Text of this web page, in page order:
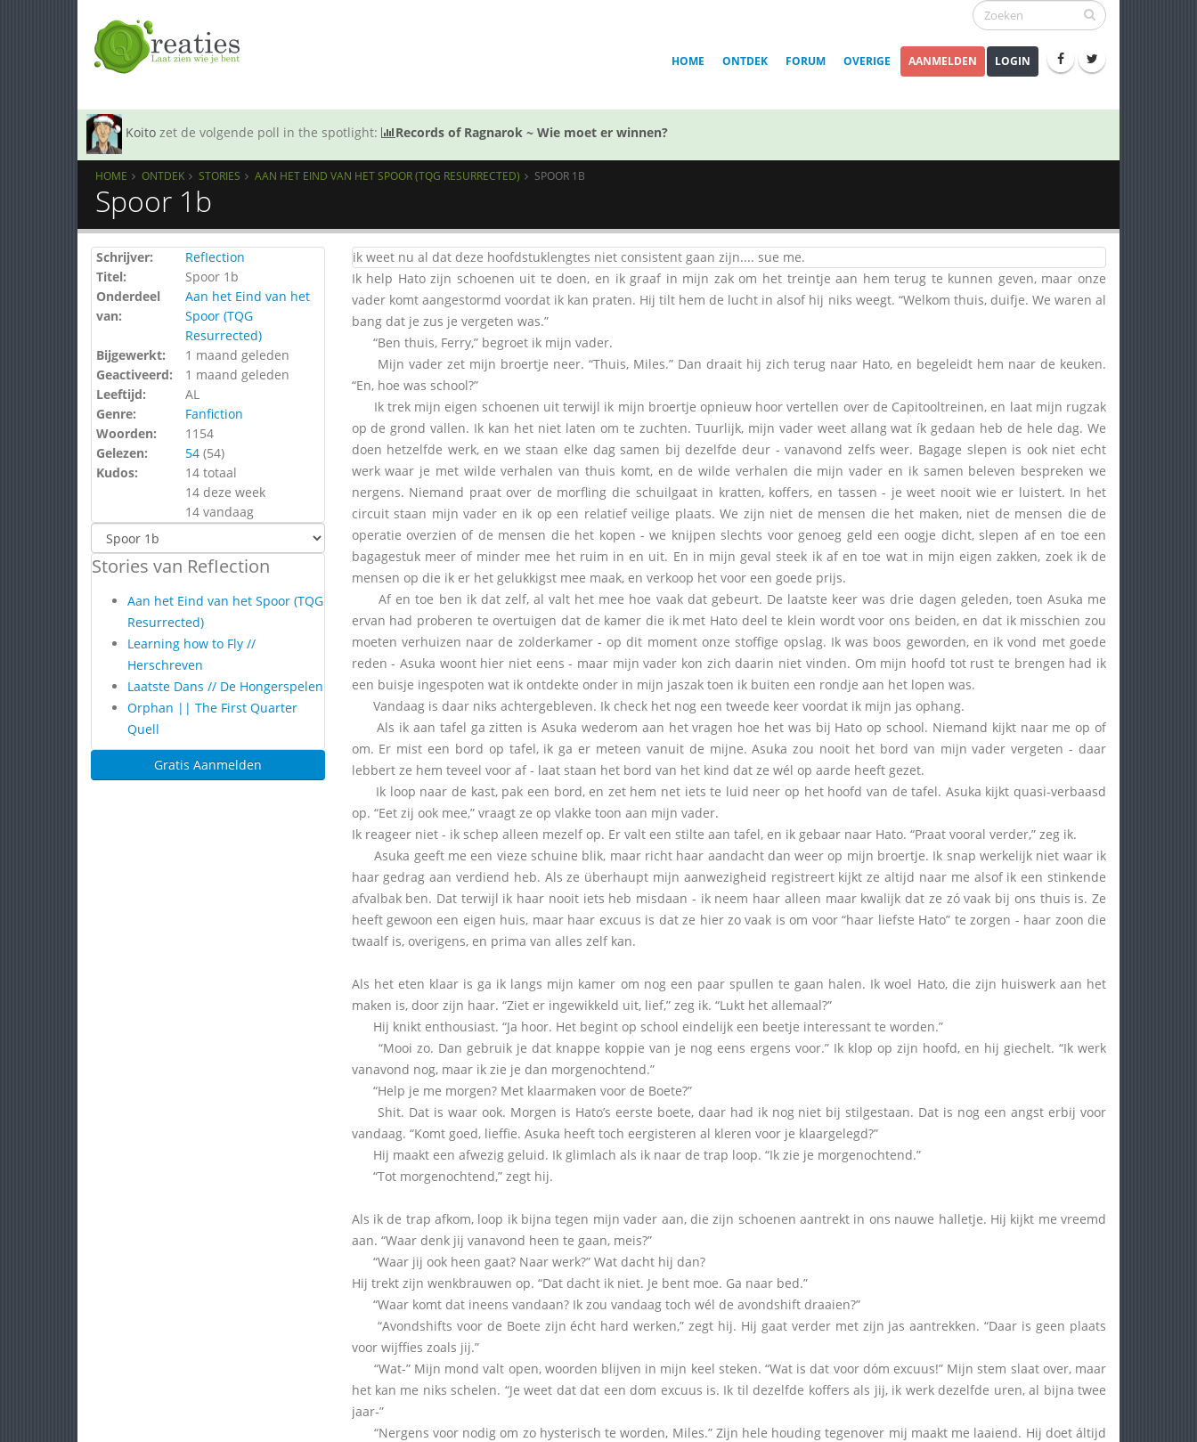
HOME ONTDEK FORUM OVERIGE AANMELDEN LOGIN
Koito zet de volgende poll in the spotlight: Records of Ragnarok ~ Wie moet er winnen?
HOME ONTDEK STORIES AAN HET EIND VAN HET SPOOR (TQG RESURRECTED) SPOOR 1B
Spoor 1b
Schrijver:
RefIection
Titel:
Spoor 1b
Onderdeel
van:
Aan het Eind van het
Spoor (TQG
Resurrected)
Bijgewerkt:
1 maand geleden
Geactiveerd:
1 maand geleden
Leeftijd:
AL
Genre:
Fanfiction
Woorden:
1154
Gelezen:
54 (54)
Kudos:
14 totaal
14 deze week
14 vandaag
Stories van RefIection
Aan het Eind van het Spoor (TQG
Resurrected)
Learning how to Fly //
Herschreven
Laatste Dans // De Hongerspelen
Orphan || The First Quarter
Quell
Gratis Aanmelden
ik weet nu al dat deze hoofdstuklengtes niet consistent gaan zijn.... sue me.
Ik help Hato zijn schoenen uit te doen, en ik graaf in mijn zak om het treintje aan hem terug te kunnen geven, maar onze
vader komt aangestormd voordat ik kan praten. Hij tilt hem de lucht in alsof hij niks weegt. “Welkom thuis, duifje. We waren al
bang dat je zus je vergeten was.”
“Ben thuis, Ferry,” begroet ik mijn vader.
Mijn vader zet mijn broertje neer. “Thuis, Miles.” Dan draait hij zich terug naar Hato, en begeleidt hem naar de keuken.
“En, hoe was school?”
Ik trek mijn eigen schoenen uit terwijl ik mijn broertje opnieuw hoor vertellen over de Capitooltreinen, en laat mijn rugzak
op de grond vallen. Ik kan het niet laten om te zuchten. Tuurlijk, mijn vader weet allang wat ík gedaan heb de hele dag. We
doen hetzelfde werk, en we staan elke dag samen bij dezelfde deur - vanavond zelfs weer. Bagage slepen is ook niet echt
werk waar je met wilde verhalen van thuis komt, en de wilde verhalen die mijn vader en ik samen beleven bespreken we
nergens. Niemand praat over de morfling die schuilgaat in kratten, koffers, en tassen - je weet nooit wie er luistert. In het
circuit staan mijn vader en ik op een relatief veilige plaats. We zijn niet de mensen die het maken, niet de mensen die de
operatie overzien of de mensen die het kopen - we knijpen slechts voor genoeg geld een oogje dicht, slepen af en toe een
bagagestuk meer of minder mee het ruim in en uit. En in mijn geval steek ik af en toe wat in mijn eigen zakken, zoek ik de
mensen op die ik er het gelukkigst mee maak, en verkoop het voor een goede prijs.
Af en toe ben ik dat zelf, al valt het mee hoe vaak dat gebeurt. De laatste keer was drie dagen geleden, toen Asuka me
ervan had proberen te overtuigen dat de kamer die ik met Hato deel te klein wordt voor ons beiden, en dat ik misschien zou
moeten verhuizen naar de zolderkamer - op dit moment onze stoffige opslag. Ik was boos geworden, en ik vond met goede
reden - Asuka woont hier niet eens - maar mijn vader kon zich daarin niet vinden. Om mijn hoofd tot rust te brengen had ik
een buisje ingespoten wat ik ontdekte onder in mijn jaszak toen ik buiten een rondje aan het lopen was.
Vandaag is daar niks achtergebleven. Ik check het nog een tweede keer voordat ik mijn jas ophang.
Als ik aan tafel ga zitten is Asuka wederom aan het vragen hoe het was bij Hato op school. Niemand kijkt naar me op of
om. Er mist een bord op tafel, ik ga er meteen vanuit de mijne. Asuka zou nooit het bord van mijn vader vergeten - daar
lebbert ze hem teveel voor af - laat staan het bord van het kind dat ze wél op aarde heeft gezet.
Ik loop naar de kast, pak een bord, en zet hem net iets te luid neer op het hoofd van de tafel. Asuka kijkt quasi-verbaasd
op. “Eet zij ook mee,” vraagt ze op vlakke toon aan mijn vader.
Ik reageer niet - ik schep alleen mezelf op. Er valt een stilte aan tafel, en ik gebaar naar Hato. “Praat vooral verder,” zeg ik.
Asuka geeft me een vieze schuine blik, maar richt haar aandacht dan weer op mijn broertje. Ik snap werkelijk niet waar ik
haar gedrag aan verdiend heb. Als ze überhaupt mijn aanwezigheid registreert kijkt ze altijd naar me alsof ik een stinkende
afvalbak ben. Dat terwijl ik haar nooit iets heb misdaan - ik neem haar alleen maar kwalijk dat ze zó vaak bij ons thuis is. Ze
heeft gewoon een eigen huis, maar haar excuus is dat ze hier zo vaak is om voor “haar liefste Hato” te zorgen - haar zoon die
twaalf is, overigens, en prima van alles zelf kan.
Als het eten klaar is ga ik langs mijn kamer om nog een paar spullen te gaan halen. Ik woel Hato, die zijn huiswerk aan het
maken is, door zijn haar. “Ziet er ingewikkeld uit, lief,” zeg ik. “Lukt het allemaal?”
Hij knikt enthousiast. “Ja hoor. Het begint op school eindelijk een beetje interessant te worden.”
“Mooi zo. Dan gebruik je dat knappe koppie van je nog eens ergens voor.” Ik klop op zijn hoofd, en hij giechelt. “Ik werk
vanavond nog, maar ik zie je dan morgenochtend.”
“Help je me morgen? Met klaarmaken voor de Boete?”
Shit. Dat is waar ook. Morgen is Hato’s eerste boete, daar had ik nog niet bij stilgestaan. Dat is nog een angst erbij voor
vandaag. “Komt goed, lieffie. Asuka heeft toch eergisteren al kleren voor je klaargelegd?”
Hij maakt een afwezig geluid. Ik glimlach als ik naar de trap loop. “Ik zie je morgenochtend.”
“Tot morgenochtend,” zegt hij.
Als ik de trap afkom, loop ik bijna tegen mijn vader aan, die zijn schoenen aantrekt in ons nauwe halletje. Hij kijkt me vreemd
aan. “Waar denk jij vanavond heen te gaan, meis?”
“Waar jij ook heen gaat? Naar werk?” Wat dacht hij dan?
Hij trekt zijn wenkbrauwen op. “Dat dacht ik niet. Je bent moe. Ga naar bed.”
“Waar komt dat ineens vandaan? Ik zou vandaag toch wél de avondshift draaien?”
“Avondshifts voor de Boete zijn écht hard werken,” zegt hij. Hij gaat verder met zijn jas aantrekken. “Daar is geen plaats
voor wijffies zoals jij.”
“Wat-” Mijn mond valt open, woorden blijven in mijn keel steken. “Wat is dat voor dóm excuus!” Mijn stem slaat over, maar
het kan me niks schelen. “Je weet dat dat een dom excuus is. Ik til dezelfde koffers als jij, ik werk dezelfde uren, al bijna twee
jaar-”
“Nergens voor nodig om zo hysterisch te worden, Miles.” Zijn hele houding tegenover mij maakt me laaiend. Hij doet áltijd